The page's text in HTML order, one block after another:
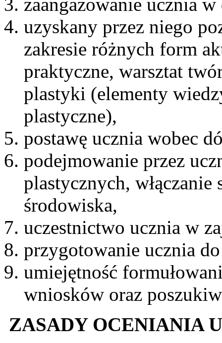
uzyskany przez niego
zakresie różnych form
praktyczne, warsztat
plastyki (elementy
plastyczne),
postawę ucznia wobec
podejmowanie przez
plastycznych,
środowiska,
uczestnictwo ucznia w
przygotowanie ucznia
umiejętność
wniosków oraz
ZASADY OCENIANIA